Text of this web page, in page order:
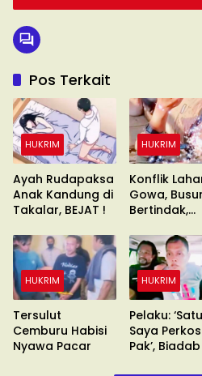
Pos Terkait
HUKRIM
Ayah Rudapaksa
Anak Kandung di
Takalar, BEJAT !
HUKRIM
Konflik
Gowa, Busur
Bertindak,
HUKRIM
Tersulut
Cemburu Habisi
Nyawa Pacar
HUKRIM
Pelaku:
Saya
Pak’,